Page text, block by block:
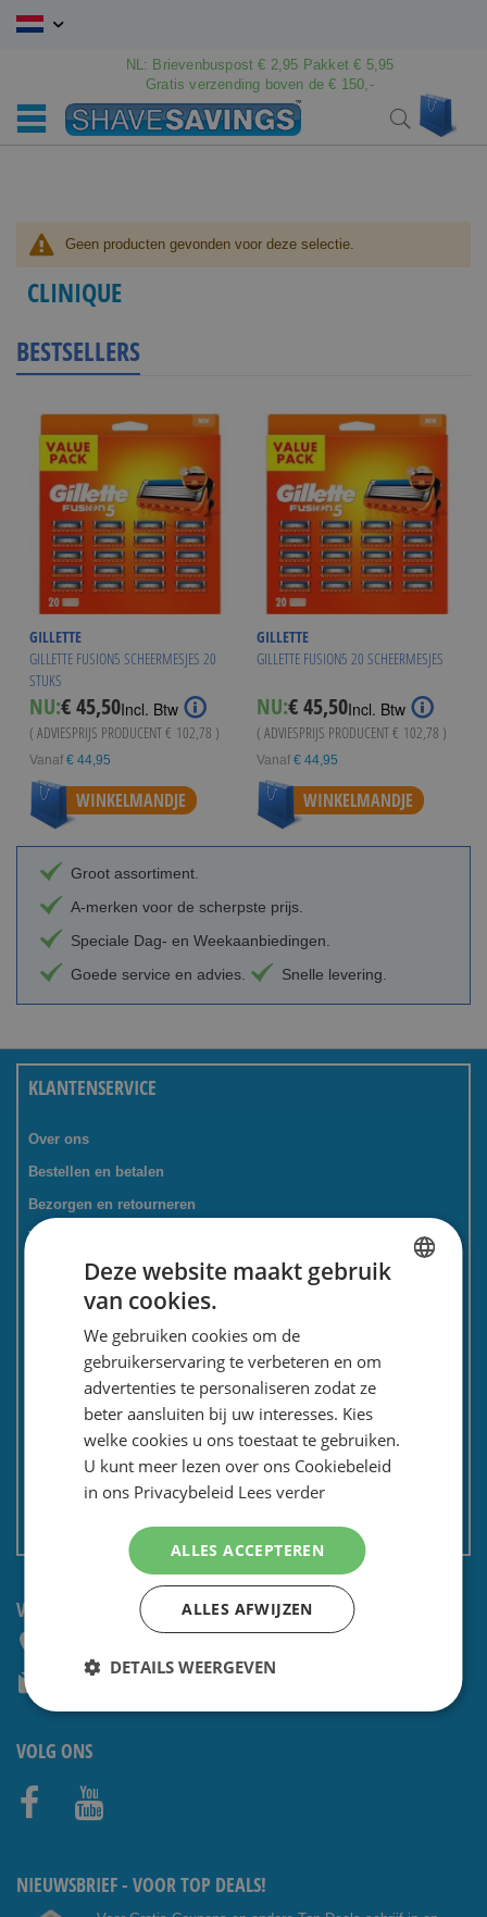
Ga
NL: Brievenbuspost € 2,95 Pakket € 5,95
Gratis verzending boven de € 150,-
Search
Geen producten gevonden voor deze selectie.
CLINIQUE
BESTSELLERS
GILLETTE
GILLETTE FUSION5 SCHEERMESJES 20
STUKS
NU:€ 45,50Incl. Btw
( ADVIESPRIJS PRODUCENT€ 102,78 )
Vanaf € 44,95
WINKELMANDJE
GILLETTE
GILLETTE FUSION5 20 SCHEERMESJES
NU:€ 45,50Incl. Btw
( ADVIESPRIJS PRODUCENT€ 102,78 )
Vanaf € 44,95
WINKELMANDJE
Groot assortiment.
A-merken voor de scherpste prijs.
Speciale Dag- en Weekaanbiedingen.
Goede service en advies.
Snelle levering.
KLANTENSERVICE
Over ons
Bestellen en betalen
Bezorgen en retourneren
Tevredenheidsgarantie
Kadoservice
Bedrijven / zakelijk
Meest gestelde vragen
Contactformulier
Nieuwsbrief
Privacy en security
Algemene voorwaarden
Non EU: Belasting / douane
VRAGEN? NEEM CONTACT OP:
service@shavesavings.com
VOLG ONS
NIEUWSBRIEF - VOOR TOP DEALS!
Deze website maakt gebruik
van cookies.
We gebruiken cookies om de
gebruikerservaring te verbeteren en om
advertenties te personaliseren zodat ze
beter aansluiten bij uw interesses. Kies
welke cookies u ons toestaat te gebruiken.
U kunt meer lezen over ons Cookiebeleid
in ons Privacybeleid Lees verder
ALLES ACCEPTEREN
ALLES AFWIJZEN
DETAILS WEERGEVEN